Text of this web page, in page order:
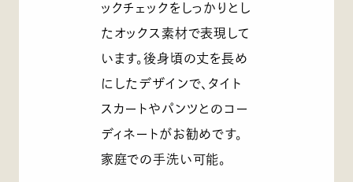
ックチェックをしっかりとし
たオックス素材で表現して
います。後身頃の丈を長め
にしたデザインで、タイト
スカートやパンツとのコー
ディネートがお勧めです。
家庭での手洗い可能。